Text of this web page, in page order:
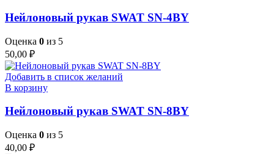
Нейлоновый рукав SWAT SN-4BY
Оценка 0 из 5
50,00 ₽
Добавить в список желаний
В корзину
Нейлоновый рукав SWAT SN-8BY
Оценка 0 из 5
40,00 ₽